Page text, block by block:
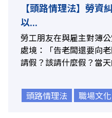
【頭路情理法】勞資
以...
勞工朋友在與雇主對簿
處境：「告老闆還要向
請假？該請什麼假？當
頭路情理法 職場文化